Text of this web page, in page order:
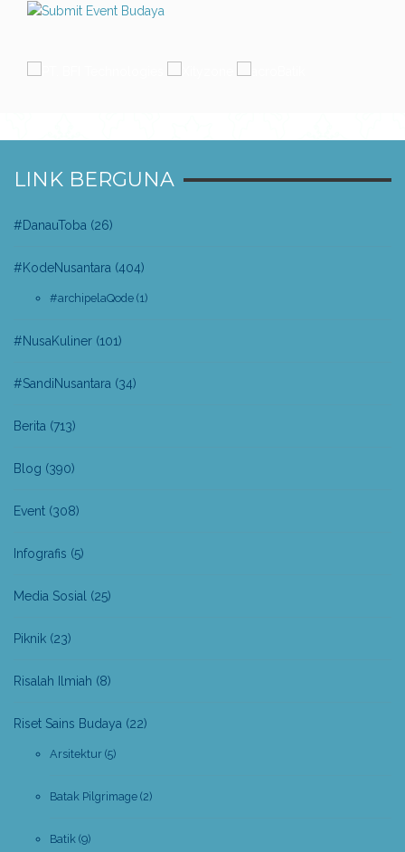
LINK BERGUNA
#DanauToba (26)
#KodeNusantara (404)
#archipelaQode (1)
#NusaKuliner (101)
#SandiNusantara (34)
Berita (713)
Blog (390)
Event (308)
Infografis (5)
Media Sosial (25)
Piknik (23)
Risalah Ilmiah (8)
Riset Sains Budaya (22)
Arsitektur (5)
Batak Pilgrimage (2)
Batik (9)